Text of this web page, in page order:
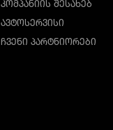
ᲙᲝᲛᲞᲐᲜᲘᲘᲡ ᲨᲔᲡᲐᲮᲔᲑ
ᲐᲕᲢᲝᲡᲔᲠᲕᲘᲡᲘ
ᲩᲕᲔᲜᲘ ᲞᲐᲠᲢᲜᲘᲝᲠᲔᲑᲘ